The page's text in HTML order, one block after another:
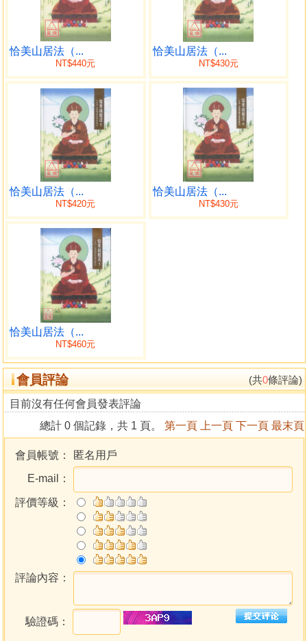
這是一系列的證果實修指引，堪布卡塔仁波切完全依照
恰美仁波切之指示，分章講授，逐段釋義，英文的部分已於
西元2003年於美國講述圓滿，開示分四次發行。中文也於西
元2007年傳授圓滿，預計發行六冊。仁波切此系列中、英文
之教授，既圓滿了第十六世大寶法王希望在西方傳授《恰美
山居法》之心願，也完全依照恰美仁波切「教法要有始有終
講述圓滿」之要求。
2013年《恰美山居法》第一集上市即受到熱烈迴響，本
書為中文版系列第三集，不論是英文版或中文版的開示，
《恰美山居法》的講解都是第一次發行。如果自己沒有老
師、沒有阿闍黎也不必擔心，一輩子要學的教法及閉關的實
修，都在本系列中。本書對法教的表達非常的精簡，就像恰
美仁波切在此書的簡介中所寫的「如果你把這本書放在你的
枕頭上，代表你已經找到一位永遠不會對你生氣的老師
十七世紀一位行者名為精進大海，
歷經生死關頭後來到山上的閉關處，
經過再三的懇求與數次的拒絕，
閉關聖者噶瑪恰美仁波切才終於答應。
時序已是藏曆十二月，天寒地凍，
行者精進大海的衣衫單薄，
手指卻如千里馬迅速在紙簡上馳騁，
數不清的黃昏夜晚，終於累節成章，
本書特色
第17世大寶法王
第4世蔣貢康楚仁波切
第9世創古仁波切
這是祕密的教法，以前從沒有形諸文字
而且實修之後馬上就能產生力量的純淨正法！
恰美山居法（...
NT$440元
恰美山居法（...
NT$430元
恰美山居法（...
NT$420元
恰美山居法（...
NT$430元
恰美山居法（...
NT$460元
會員評論 (共0條評論)
目前沒有任何會員發表評論
總計 0 個記錄，共 1 頁。 第一頁 上一頁 下一頁 最末頁
會員帳號：
匿名用戶
E-mail：
評價等級：
評論內容：
驗證碼：